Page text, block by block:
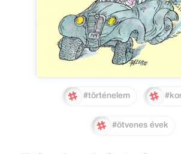
#történelem
#ötvenes évek